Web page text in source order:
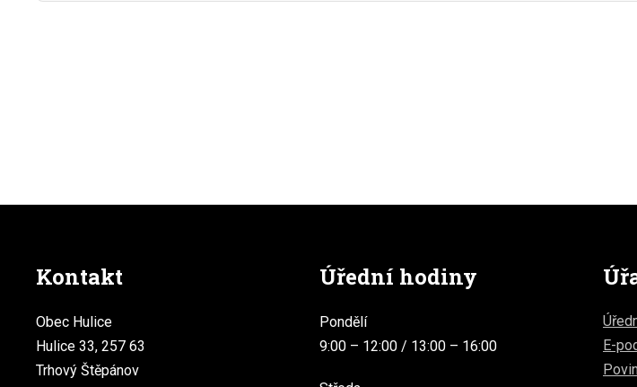
Kontakt
Obec Hulice
Hulice 33, 257 63
Trhový Štěpánov
Úřední hodiny
Pondělí
9:00 – 12:00 / 13:00 – 16:00
E-